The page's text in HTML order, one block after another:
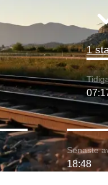
1
Senaste
18:48